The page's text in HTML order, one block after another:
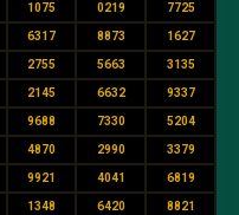
1075 0219 7725
6317 8873 1627
2755 5663 3135
2145 6632 9337
9688 7330 5204
4870 2990 3379
9921 4041 6819
1348 6420 8821